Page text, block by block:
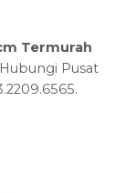
Termurah
Pusat